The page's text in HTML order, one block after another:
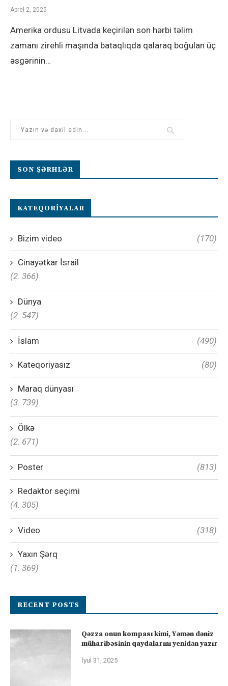
Aprel 2, 2025
Amerika ordusu Litvada keçirilən son hərbi təlim
zamanı zirehli maşında bataqlıqda qalaraq boğulan üç
əsgərinin…
SON ŞƏRHLƏR
KATEQORIYALAR
Bizim video (170)
Cinayətkar İsrail
(2. 366)
Dünya
(2. 547)
İslam (490)
Kateqoriyasız (80)
Maraq dünyası
(3. 739)
Ölkə
(2. 671)
Poster (813)
Redaktor seçimi
(4. 305)
Video (318)
Yaxın Şərq
(1. 369)
RECENT POSTS
Qəzza onun kompası kimi, Yəmən dəniz
müharibəsinin qaydalarını yenidən yazır
İyul 31, 2025